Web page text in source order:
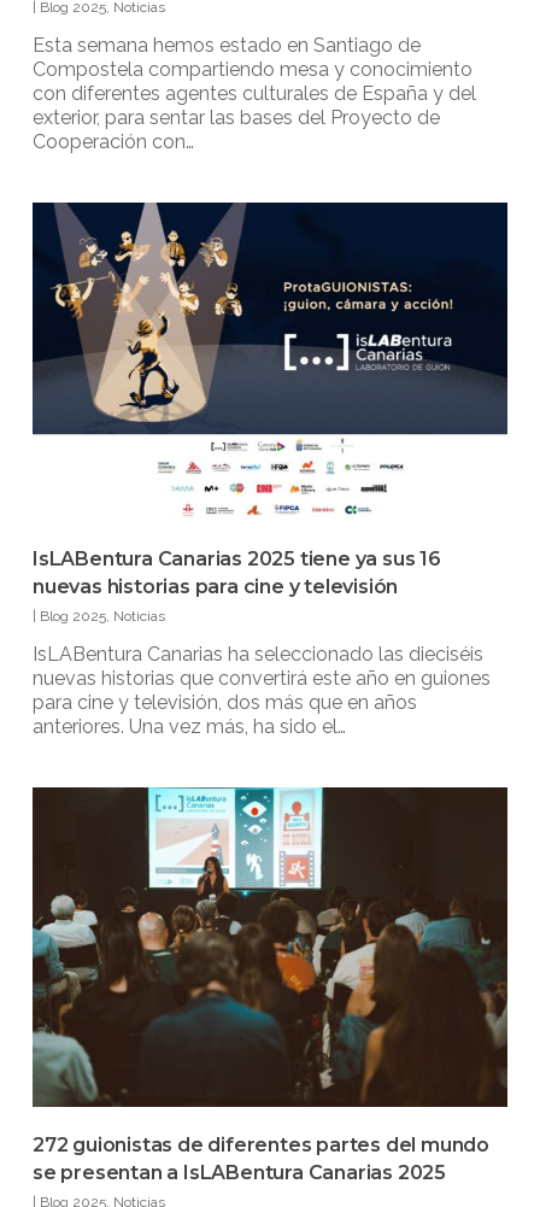
| Blog 2025, Noticias
Esta semana hemos estado en Santiago de
Compostela compartiendo mesa y conocimiento
con diferentes agentes culturales de España y del
exterior, para sentar las bases del Proyecto de
Cooperación con…
IsLABentura Canarias 2025 tiene ya sus 16
nuevas historias para cine y televisión
Blog 2025, Noticias
IsLABentura Canarias ha seleccionado las dieciséis
nuevas historias que convertirá este año en guiones
para cine y televisión, dos más que en años
anteriores. Una vez más, ha sido el…
272 guionistas de diferentes partes del mundo
se presentan a IsLABentura Canarias 2025
Blog 2025, Noticias